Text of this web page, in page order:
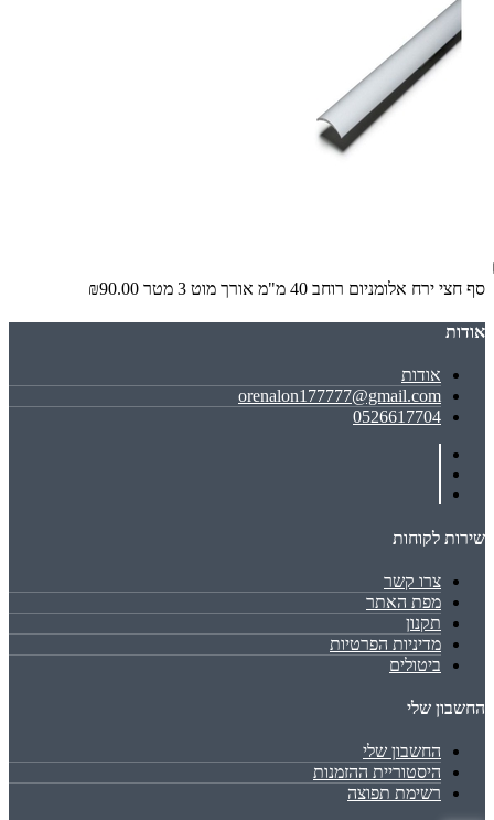
סף חצי ירח אלומניום רוחב 40 מ"מ אורך מוט 3 מטר ₪90.00
אודות
אודות
orenalon177777@gmail.com
0526617704
שירות לקוחות
צרו קשר
מפת האתר
תקנון
מדיניות הפרטיות
ביטולים
החשבון שלי
החשבון שלי
היסטוריית ההזמנות
רשימת תפוצה